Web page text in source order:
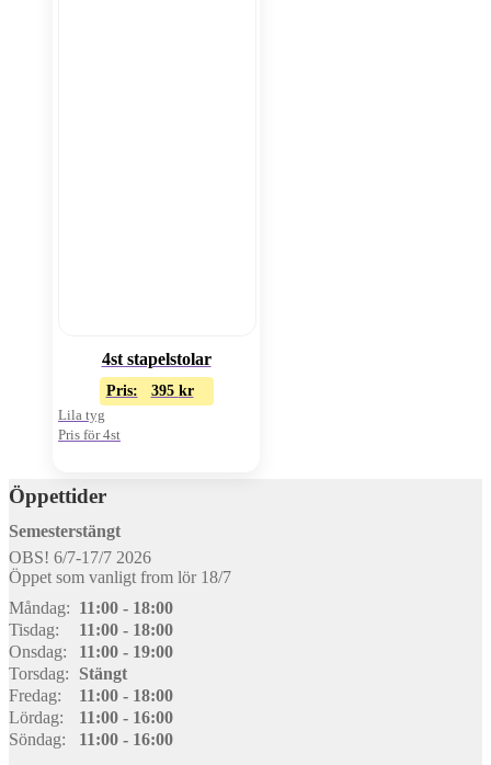
4st stapelstolar
Pris: 395 kr
Lila tyg
Pris för 4st
Öppettider
Semesterstängt
OBS! 6/7-17/7 2026
Öppet som vanligt from lör 18/7
Måndag: 11:00 - 18:00
Tisdag:
11:00 - 18:00
Onsdag:
11:00 - 19:00
Torsdag:
Stängt
Fredag:
11:00 - 18:00
Lördag:
11:00 - 16:00
Söndag:
11:00 - 16:00